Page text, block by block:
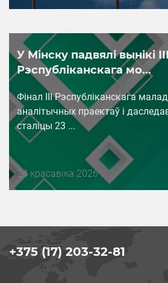
публикации
У Мінску падвялі вынікі
Рэспубліканскага мо...
Фінал III Рэспубліканскага
аналітычных праектаў і
сталіцы 23 ...
Дата
публикации
24 красавіка 2026
+375 (17) 203-32-81